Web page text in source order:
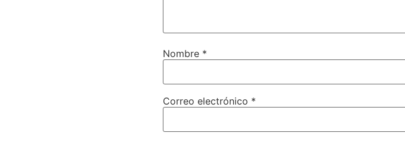
Nombre *
Correo electrónico *